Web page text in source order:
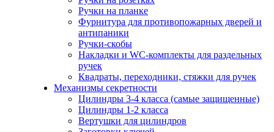
Ручки на планке
Фурнитура для противопожарных дверей и
антипаники
Ручки-скобы
Накладки и WC-комплекты для раздельных
ручек
Квадраты, переходники, стяжки для ручек
Механизмы секретности
Цилиндры 3-4 класса (самые защищенные)
Цилиндры 1-2 класса
Вертушки для цилиндров